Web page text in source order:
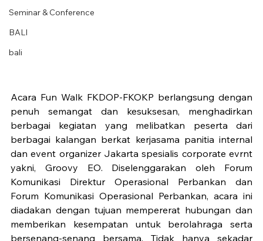
Seminar & Conference
BALI
bali
Acara Fun Walk FKDOP-FKOKP berlangsung dengan
penuh semangat dan kesuksesan, menghadirkan
berbagai kegiatan yang melibatkan peserta dari
berbagai kalangan berkat kerjasama panitia internal
dan event organizer Jakarta spesialis corporate evrnt
yakni, Groovy EO. Diselenggarakan oleh Forum
Komunikasi Direktur Operasional Perbankan dan
Forum Komunikasi Operasional Perbankan, acara ini
diadakan dengan tujuan mempererat hubungan dan
memberikan kesempatan untuk berolahraga serta
bersenang-senang bersama. Tidak hanya sekadar